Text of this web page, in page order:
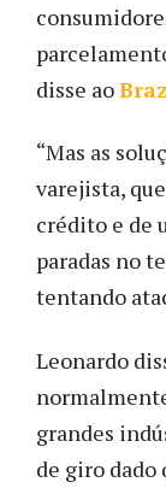
disse ao
“Mas as
varejista,
crédito e de
paradas no
tentando
Leonardo
grandes
de giro dado